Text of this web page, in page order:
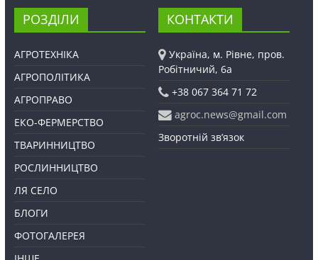
РОЗДІЛИ
АГРОТЕХНІКА
АГРОПОЛІТИКА
АГРОПРАВО
ЕКО-ФЕРМЕРСТВО
ТВАРИННИЦТВО
РОСЛИННИЦТВО
ЛЯ СЕЛО
БЛОГИ
ФОТОГАЛЕРЕЯ
КОНТАКТИ
Україна, м. Рівне, пров.
Робітничий, 6а
+38 067 364 71 72
agroc.news@gmail.com
Зворотній зв’язок